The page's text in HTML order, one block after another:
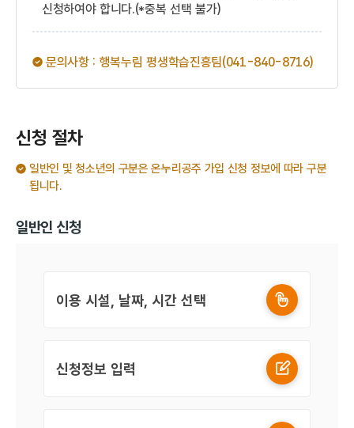
신청하여야 합니다.(*중복 선택 불가)
문의사항 : 행복누림 평생학습진흥팀(041-840-8716)
신청 절차
일반인 및 청소년의 구분은 온누리공주 가입 신청 정보에 따라 구분
됩니다.
일반인 신청
이용 시설, 날짜, 시간 선택
신청정보 입력